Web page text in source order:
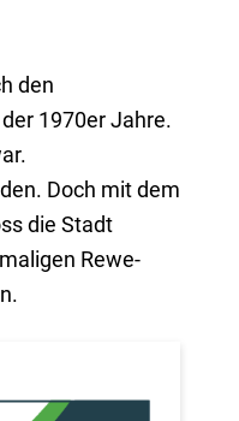
den
1970er Jahre.
Doch mit dem
die Stadt
Rewe-